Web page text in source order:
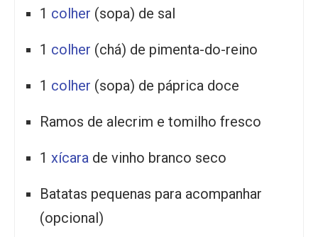
1 colher (sopa) de sal
1 colher (chá) de pimenta-do-reino
1 colher (sopa) de páprica doce
Ramos de alecrim e tomilho fresco
1 xícara de vinho branco seco
Batatas pequenas para acompanhar
(opcional)